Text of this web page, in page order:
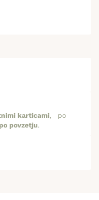
karticami, po
povzetju.